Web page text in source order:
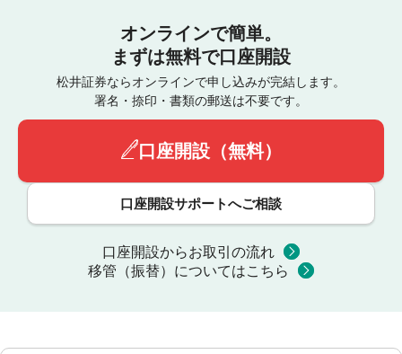
オンラインで簡単。
まずは無料で口座開設
松井証券ならオンラインで申し込みが完結します。
署名・捺印・書類の郵送は不要です。
口座開設（無料）
口座開設サポートへご相談
口座開設からお取引の流れ
移管（振替）についてはこちら